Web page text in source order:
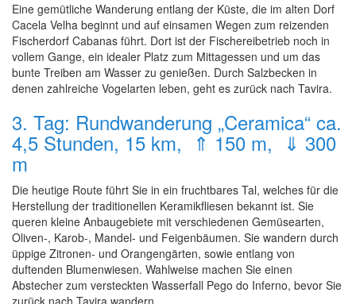
Eine gemütliche Wanderung entlang der Küste, die im alten Dorf
Cacela Velha beginnt und auf einsamen Wegen zum reizenden
Fischerdorf Cabanas führt. Dort ist der Fischereibetrieb noch in
vollem Gange, ein idealer Platz zum Mittagessen und um das
bunte Treiben am Wasser zu genießen. Durch Salzbecken in
denen zahlreiche Vogelarten leben, geht es zurück nach Tavira.
3. Tag: Rundwanderung „Ceramica“ ca.
4,5 Stunden, 15 km, ⇑ 150 m, ⇓ 300
m
Die heutige Route führt Sie in ein fruchtbares Tal, welches für die
Herstellung der traditionellen Keramikfliesen bekannt ist. Sie
queren kleine Anbaugebiete mit verschiedenen Gemüsearten,
Oliven-, Karob-, Mandel- und Feigenbäumen. Sie wandern durch
üppige Zitronen- und Orangengärten, sowie entlang von
duftenden Blumenwiesen. Wahlweise machen Sie einen
Abstecher zum versteckten Wasserfall Pego do Inferno, bevor Sie
zurück nach Tavira wandern.